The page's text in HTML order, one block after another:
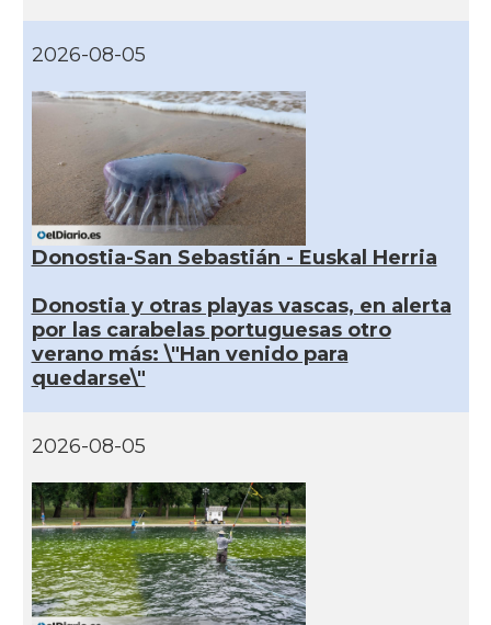
2026-08-05
Donostia-San Sebastián - Euskal Herria
Donostia y otras playas vascas, en alerta
por las carabelas portuguesas otro
verano más: \"Han venido para
quedarse\"
2026-08-05